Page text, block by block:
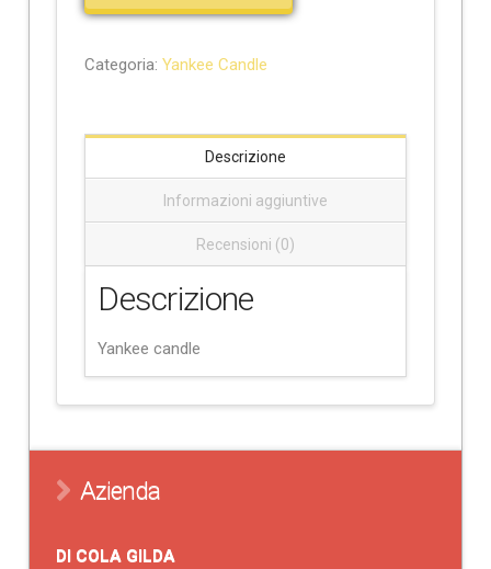
Categoria: Yankee Candle
Descrizione
Informazioni aggiuntive
Recensioni (0)
Descrizione
Yankee candle
Azienda
DI COLA GILDA